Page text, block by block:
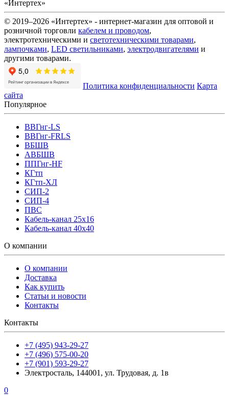
«Интертех»
© 2019–2026 «Интертех» - интернет-магазин для оптовой и
розничной торговли кабелем и проводом,
электротехническими и светотехническими товарами,
лампочками, LED светильниками, электродвигателями и
другими товарами.
Политика конфиденциальности Карта
сайта
Популярное
ВВГнг-LS
ВВГнг-FRLS
ВБШВ
АВБШВ
ППГнг-HF
КГтп
КГтп-ХЛ
СИП-2
СИП-4
ПВС
Кабель-канал 25х16
Кабель-канал 40х40
О компании
О компании
Доставка
Как купить
Статьи и новости
Контакты
Контакты
+7 (495) 943-29-27
+7 (496) 575-00-20
+7 (901) 593-29-27
Электросталь, 144001, ул. Трудовая, д. 1в
0